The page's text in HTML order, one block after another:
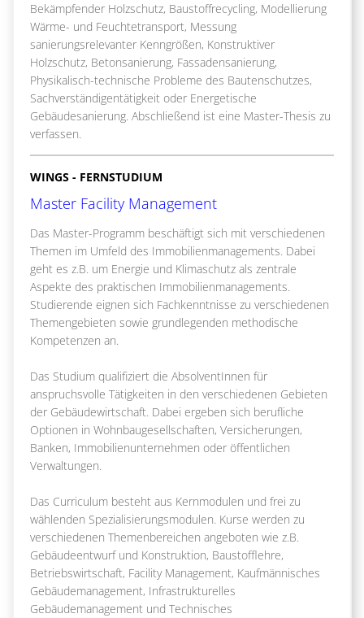
Bekämpfender Holzschutz, Baustoffrecycling, Modellierung
Wärme- und Feuchtetransport, Messung
sanierungsrelevanter Kenngrößen, Konstruktiver
Holzschutz, Betonsanierung, Fassadensanierung,
Physikalisch-technische Probleme des Bautenschutzes,
Sachverständigentätigkeit oder Energetische
Gebäudesanierung. Abschließend ist eine Master-Thesis zu
verfassen.
WINGS - FERNSTUDIUM
Master Facility Management
Das Master-Programm beschäftigt sich mit verschiedenen
Themen im Umfeld des Immobilienmanagements. Dabei
geht es z.B. um Energie und Klimaschutz als zentrale
Aspekte des praktischen Immobilienmanagements.
Studierende eignen sich Fachkenntnisse zu verschiedenen
Themengebieten sowie grundlegenden methodische
Kompetenzen an.
Das Studium qualifiziert die AbsolventInnen für
anspruchsvolle Tätigkeiten in den verschiedenen Gebieten
der Gebäudewirtschaft. Dabei ergeben sich berufliche
Optionen in Wohnbaugesellschaften, Versicherungen,
Banken, Immobilienunternehmen oder öffentlichen
Verwaltungen.
Das Curriculum besteht aus Kernmodulen und frei zu
wählenden Spezialisierungsmodulen. Kurse werden zu
verschiedenen Themenbereichen angeboten wie z.B.
Gebäudeentwurf und Konstruktion, Baustofflehre,
Betriebswirtschaft, Facility Management, Kaufmännisches
Gebäudemanagement, Infrastrukturelles
Gebäudemanagement und Technisches